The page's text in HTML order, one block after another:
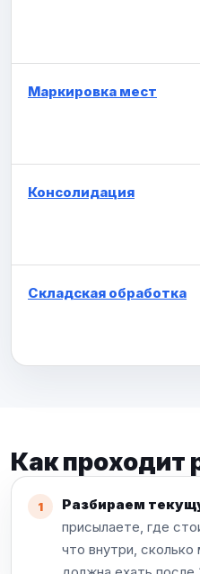
Маркировка мест
Консолидация
Складская обработка
Как проходит
Разбираем
присылаете, где
что внутри, сколько